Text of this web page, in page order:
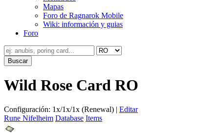
Mapas
Foro de Ragnarok Mobile
Wiki: información y guias
Foro
Wild Rose Card RO
Configuración: 1x/1x/1x (Renewal) | Editar
Rune Nifelheim Database Items